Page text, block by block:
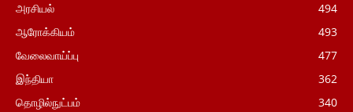
அரசியல்
494
ஆரோக்கியம்
493
வேலைவாய்ப்பு
477
இந்தியா
362
தொழில்நுட்பம்
340